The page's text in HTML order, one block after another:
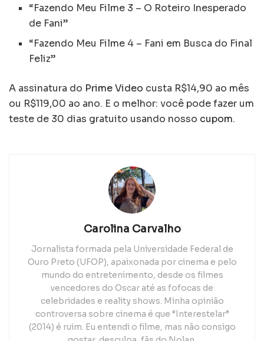
“Fazendo Meu Filme 3 – O Roteiro Inesperado
de Fani”
“Fazendo Meu Filme 4 – Fani em Busca do Final
Feliz”
A assinatura do Prime Video custa R$14,90 ao mês
ou R$119,00 ao ano. E o melhor: você pode fazer um
teste de 30 dias gratuito usando nosso cupom.
Carolina Carvalho
Jornalista formada pela Universidade Federal de
Ouro Preto (UFOP), apaixonada por cinema e pelo
mundo do entretenimento, desde os filmes
vencedores do Oscar até as fofocas de
celebridades e reality shows. Minha opinião
controversa sobre cinema é que “Interestelar”
(2014) é ruim. Eu entendi o filme, mas não consigo